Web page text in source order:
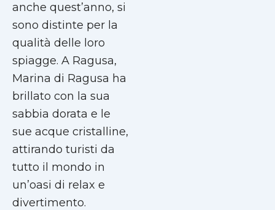
anche quest’anno, si
sono distinte per la
qualità delle loro
spiagge. A Ragusa,
Marina di Ragusa ha
brillato con la sua
sabbia dorata e le
sue acque cristalline,
attirando turisti da
tutto il mondo in
un’oasi di relax e
divertimento.